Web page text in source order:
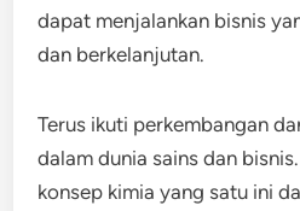
dapat menjalankan bisnis
dan berkelanjutan.
Terus ikuti perkembangan
dalam dunia sains dan
konsep kimia yang satu ini